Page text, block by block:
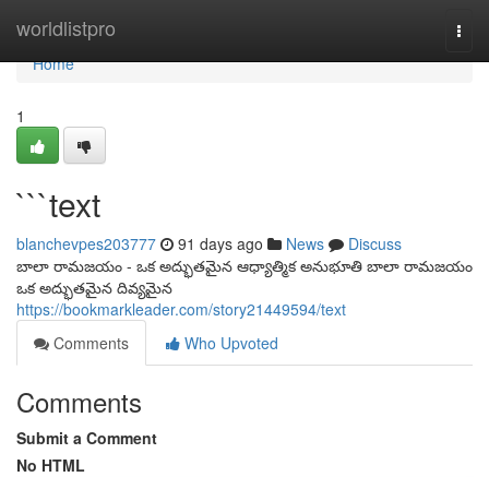
worldlistpro
Home
Home
1
```text
blanchevpes203777 91 days ago News
Discuss
బాలా రామజయం - ఒక అద్భుతమైన ఆధ్యాత్మిక అనుభూతి బాలా రామజయం
ఒక అద్భుతమైన దివ్యమైన
https://bookmarkleader.com/story21449594/text
Comments
Who Upvoted
Comments
Submit a Comment
No HTML